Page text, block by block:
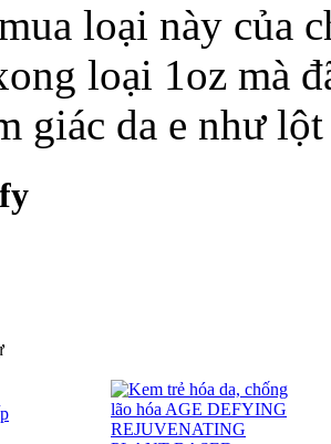
loại này của
loại 1oz mà
giác da e như